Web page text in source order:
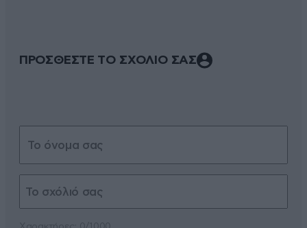
ΠΡΟΣΘΕΣΤΕ ΤΟ ΣΧΟΛΙΟ ΣΑΣ